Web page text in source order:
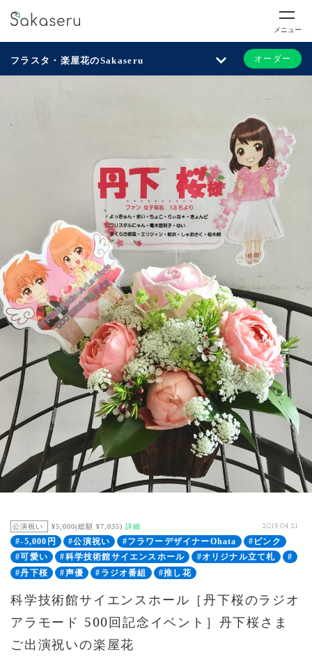
メニュー
フラスタ・楽屋花のSakaseru オーダー
公演祝い ¥5,000(総額 ¥7,035) 詳細 2019.04.21
#-5,000円 #公演祝い #フラワーデザイナーOhata
#ピンク
#可愛い
#科学技術館サイエンスホール #オリジナル立て札
#
#丹下桜
#声優 #ラジオ番組 #推し花
科学技術館サイエンスホール［丹下桜のラジオ
アラモード 500回記念イベント］丹下桜さま
ご出演祝いの楽屋花